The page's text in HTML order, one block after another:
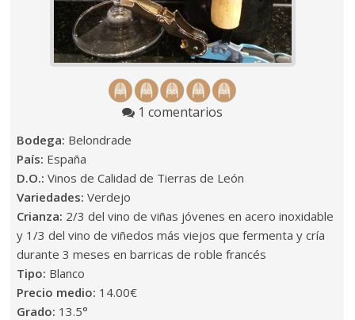
1 comentarios
Bodega: Belondrade
País: España
D.O.:Vinos de Calidad de Tierras de León
Variedades:Verdejo
Crianza: 2/3 del vino de viñas jóvenes en acero inoxidable
y 1/3 del vino de viñedos más viejos que fermenta y cría
durante 3 meses en barricas de roble francés
Tipo: Blanco
Precio medio: 14.00€
Grado: 13.5°